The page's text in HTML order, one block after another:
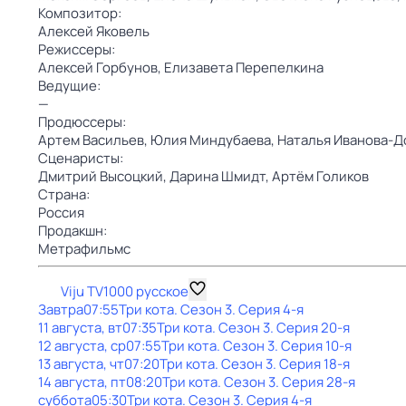
Композитор:
Алексей Яковель
Режиссеры:
Алексей Горбунов, Елизавета Перепелкина
Ведущие:
—
Продюссеры:
Артем Васильев, Юлия Миндубаева, Наталья Иванова-
Сценаристы:
Дмитрий Высоцкий,Дарина Шмидт,Артём Голиков
Страна:
Россия
Продакшн:
Метрафильмс
Viju TV1000 русское
Завтра07:55Три кота. Сезон 3. Серия 4-я
11 августа, вт07:35Три кота. Сезон 3. Серия 20-я
12 августа, ср07:55Три кота. Сезон 3. Серия 10-я
13 августа, чт07:20Три кота. Сезон 3. Серия 18-я
14 августа, пт08:20Три кота. Сезон 3. Серия 28-я
суббота05:30Три кота. Сезон 3. Серия 4-я